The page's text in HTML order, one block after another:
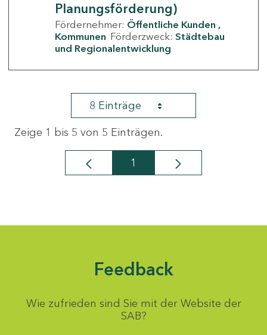
Planungsförderung)
Fördernehmer: Öffentliche Kunden
Kommunen Förderzweck: Städtebau
und Regionalentwicklung
8 Einträge
Zeige 1 bis 5 von 5 Einträgen.
Seite
1
Feedback
Wie zufrieden sind Sie mit der Website der
SAB?